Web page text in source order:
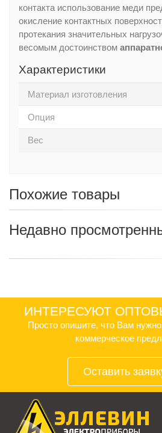
контакта использование меди
окисление контактных
протекания значительных
весомым достоинством
Характеристики
Материал изготовления
Опция
Вес
Похожие товары
Недавно
ИНТЕРЕСУЮТ
Просто опишите, что Вам
коммерческое
Оставить